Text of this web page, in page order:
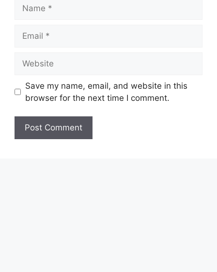
Save my name, email, and website in this
browser for the next time I comment.